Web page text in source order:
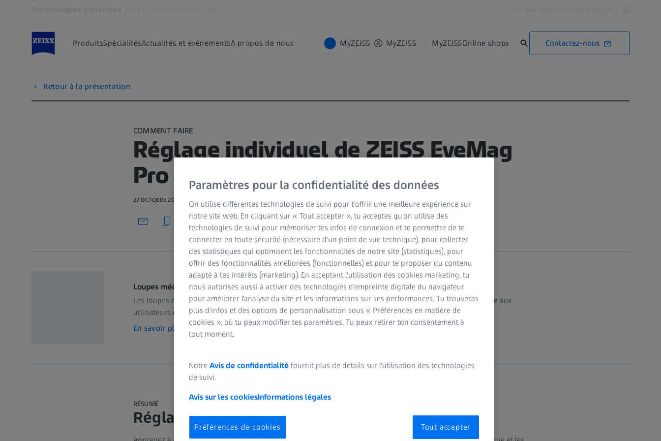
ProduitsSpécialitésActualités et événementsÀ propos de nous MyZEISS MyZEISS MyZEISSOnline shops Contactez-nous
Retour à la présentation
COMMENT FAIRE
Réglage individuel de ZEISS EyeMag
Pro S
27 OCTOBRE 2021 · 3 MIN VISIONNAGE
Loupes médicales ZEISS
Les loupes médicales ZEISS offrent des performances optiques de pointe, ainsi qu'une vision claire et précise aux
utilisateurs débutants et expérimentés.
En savoir plus
RÉSUMÉ
Réglage individuel de ZEISS EyeMag Pro S
Paramètres pour la confidentialité des données
On utilise différentes technologies de suivi pour t'offrir une meilleure expérience sur
notre site web. En cliquant sur « Tout accepter », tu acceptes qu'on utilise des
technologies de suivi pour mémoriser tes infos de connexion et te permettre de te
connecter en toute sécurité (nécessaire d'un point de vue technique), pour collecter
des statistiques qui optimisent les fonctionnalités de notre site (statistiques), pour
offrir des fonctionnalités améliorées (fonctionnelles) et pour te proposer du contenu
adapté à tes intérêts (marketing). En acceptant l'utilisation des cookies marketing, tu
nous autorises aussi à activer des technologies d'empreinte digitale du navigateur
pour améliorer l'analyse du site et les informations sur ses performances. Tu trouveras
plus d'infos et des options de personnalisation sous « Préférences en matière de
cookies », où tu peux modifier tes paramètres. Tu peux retirer ton consentement à
tout moment.
Notre Avis de confidentialité fournit plus de détails sur l'utilisation des technologies
de suivi.
Avis sur les cookiesInformations légales
Préférences de cookies Tout accepter